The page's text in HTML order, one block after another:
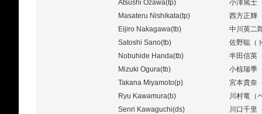
Atsushi Ozawa(tp)
小澤篤士
Masateru Nishikata(tp)
西方正輝
Eijiro Nakagawa(tb)
中川英二
Satoshi Sano(tb)
佐野聡（
Nobuhide Handa(tb)
半田信英
Mizuki Ogura(tb)
小椋瑞季
Takana Miyamoto(p)
宮本貴奈
Ryu Kawamura(b)
川村竜（
Senri Kawaguchi(ds)
川口千里